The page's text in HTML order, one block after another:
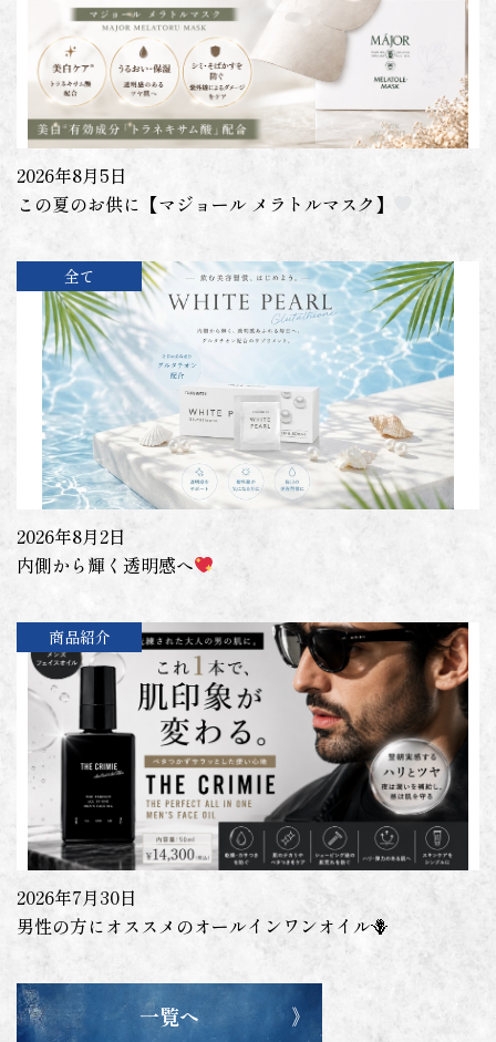
2026年8月5日
この夏のお供に【マジョール メラトルマスク】
全て
2026年8月2日
内側から輝く透明感へ
商品紹介
2026年7月30日
男性の方にオススメのオールインワンオイル🪻
一覧へ